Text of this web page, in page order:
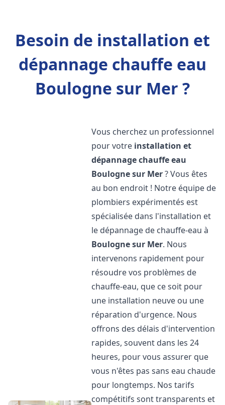
Besoin de installation et
dépannage chauffe eau
Boulogne sur Mer ?
Vous cherchez un professionnel
pour votre installation et
dépannage chauffe eau
Boulogne sur Mer? Vous êtes
au bon endroit ! Notre équipe de
plombiers expérimentés est
spécialisée dans l'installation et
le dépannage de chauffe-eau à
Boulogne sur Mer. Nous
intervenons rapidement pour
résoudre vos problèmes de
chauffe-eau, que ce soit pour
une installation neuve ou une
réparation d'urgence. Nous
offrons des délais d'intervention
rapides, souvent dans les 24
heures, pour vous assurer que
vous n'êtes pas sans eau chaude
pour longtemps. Nos tarifs
compétitifs sont transparents et